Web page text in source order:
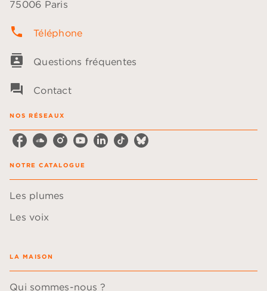
75006 Paris
phone Téléphone
contacts Questions fréquentes
question_answer Contact
NOS RÉSEAUX
NOTRE CATALOGUE
Les plumes
Les voix
LA MAISON
Qui sommes-nous ?